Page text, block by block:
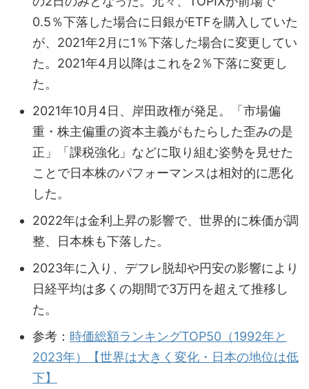
0.5％下落した場合に日銀がETFを購入していた
が、2021年2月に1％下落した場合に変更してい
た。2021年4月以降はこれを2％下落に変更し
た。
2021年10月4日、岸田政権が発足。「市場偏
重・株主偏重の資本主義がもたらした歪みの是
正」「課税強化」などに取り組む姿勢を見せた
ことで日本株のパフォーマンスは相対的に悪化
した。
2022年は金利上昇の影響で、世界的に株価が調
整、日本株も下落した。
2023年に入り、デフレ脱却や円安の影響により
日経平均は多くの期間で3万円を超えて推移し
た。
参考： 時価総額ランキングTOP50（1992年と
2023年）【世界は大きく変化・日本の地位は低
下】